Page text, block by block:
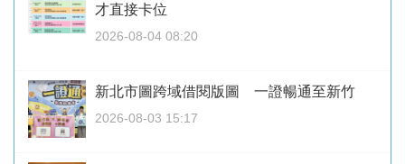
才直接卡位
2026-08-04 08:20
新北市圖跨域借閱版圖 一證暢通至新竹
2026-08-03 15:17